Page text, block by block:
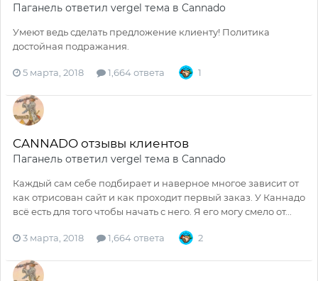
Паганель ответил vergel тема в Cannado
Умеют ведь сделать предложение клиенту! Политика
достойная подражания.
5 марта, 2018 1,664 ответа 1
CANNADO отзывы клиентов
Паганель ответил vergel тема в Cannado
Каждый сам себе подбирает и наверное многое зависит от
как отрисован сайт и как проходит первый заказ. У Каннадо
всё есть для того чтобы начать с него. Я его могу смело от...
3 марта, 2018 1,664 ответа 2